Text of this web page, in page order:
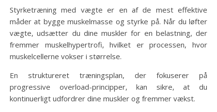
Styrketræning med vægte er en af de mest effektive
måder at bygge muskelmasse og styrke på. Når du løfter
vægte, udsætter du dine muskler for en belastning, der
fremmer muskelhypertrofi, hvilket er processen, hvor
muskelcellerne vokser i størrelse.
En struktureret træningsplan, der fokuserer på
progressive overload-principper, kan sikre, at du
kontinuerligt udfordrer dine muskler og fremmer vækst.